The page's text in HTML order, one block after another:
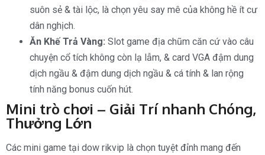
suôn sẻ & tài lộc, là chọn yêu say mê của không hề ít cư
dân nghịch.
Ăn Khế Trả Vàng: Slot game địa chũm căn cứ vào câu
chuyện cổ tích không còn lạ lẫm, & card VGA đậm dung
dịch ngầu & đậm dung dịch ngầu & cá tính & lan rộng
tính năng bonus cuốn hút.
Mini trò chơi – Giải Trí nhanh Chóng,
Thưởng Lớn
Các mini game tại dow rikvip là chọn tuyệt đỉnh mang đến